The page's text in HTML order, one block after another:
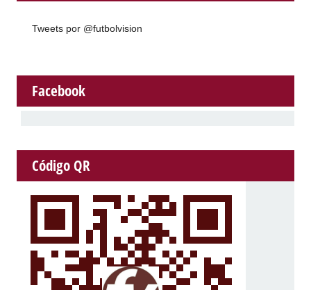
Tweets por @futbolvision
Facebook
Código QR